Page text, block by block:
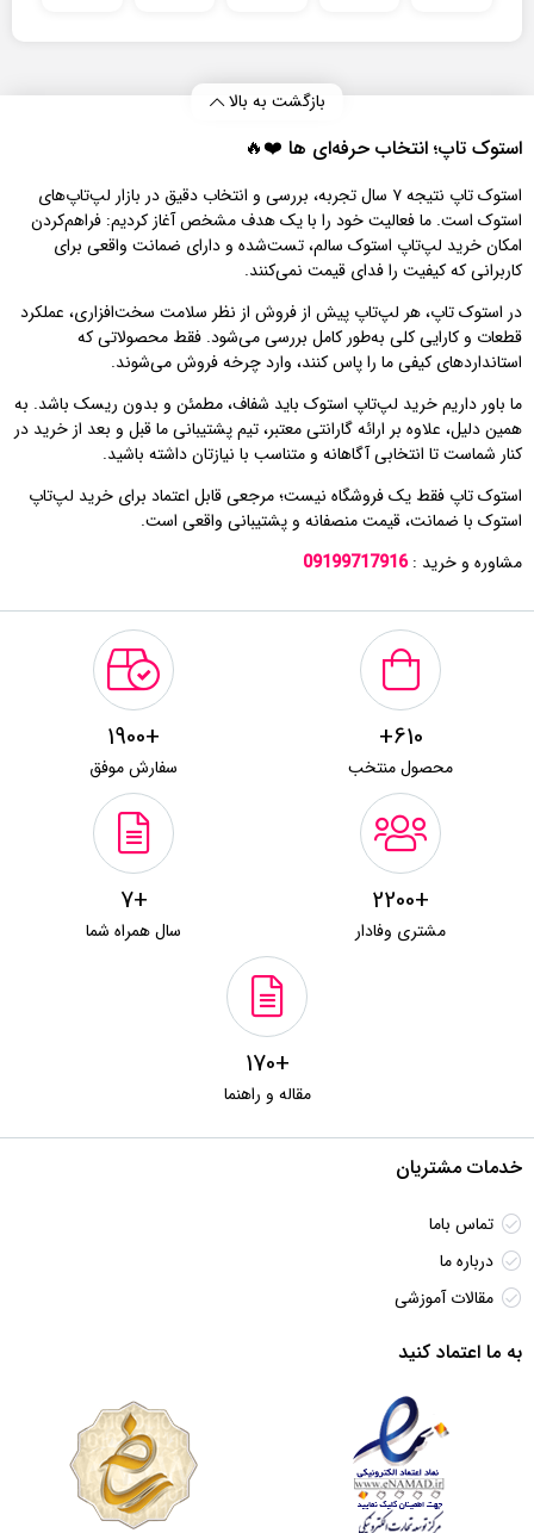
بازگشت به بالا
استوک تاپ؛ انتخاب حرفه‌ای‌ ها ❤️🔥
استوک تاپ نتیجه ۷ سال تجربه، بررسی و انتخاب دقیق در بازار لپ‌تاپ‌های
استوک است. ما فعالیت خود را با یک هدف مشخص آغاز کردیم: فراهم‌کردن
امکان خرید لپ‌تاپ استوک سالم، تست‌شده و دارای ضمانت واقعی برای
کاربرانی که کیفیت را فدای قیمت نمی‌کنند.
در استوک تاپ، هر لپ‌تاپ پیش از فروش از نظر سلامت سخت‌افزاری، عملکرد
قطعات و کارایی کلی به‌طور کامل بررسی می‌شود. فقط محصولاتی که
استانداردهای کیفی ما را پاس کنند، وارد چرخه فروش می‌شوند.
ما باور داریم خرید لپ‌تاپ استوک باید شفاف، مطمئن و بدون ریسک باشد. به
همین دلیل، علاوه بر ارائه گارانتی معتبر، تیم پشتیبانی ما قبل و بعد از خرید در
کنار شماست تا انتخابی آگاهانه و متناسب با نیازتان داشته باشید.
استوک تاپ فقط یک فروشگاه نیست؛ مرجعی قابل اعتماد برای خرید لپ‌تاپ
استوک با ضمانت، قیمت منصفانه و پشتیبانی واقعی است.
مشاوره و خرید :09199717916
610+
محصول منتخب
+1900
سفارش موفق
+2200
مشتری وفادار
+7
سال همراه شما
+170
مقاله و راهنما
خدمات مشتریان
تماس باما
درباره ما
مقالات آموزشی
به ما اعتماد کنید